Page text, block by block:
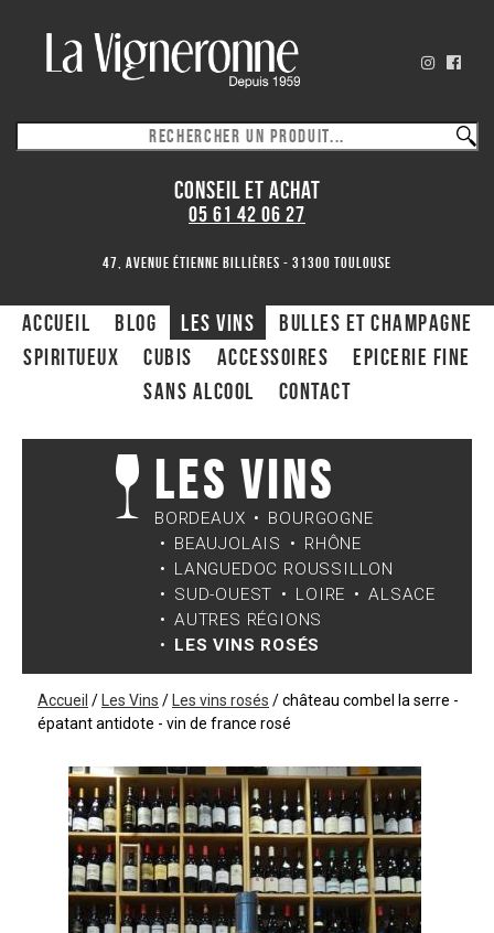
CONSEIL ET ACHAT
05 61 42 06 27
47, avenue Étienne Billières - 31300 toulouse
ACCUEIL Blog Les Vins
Bulles et Champagne
Spiritueux
CUBIS ACCESSOIRES
Epicerie fine
Sans alcool
Contact
Les Vins
BORDEAUX
BOURGOGNE
BEAUJOLAIS
RHÔNE
LANGUEDOC ROUSSILLON
SUD-OUEST
LOIRE
ALSACE
AUTRES RÉGIONS
LES VINS ROSÉS
Accueil /Les Vins /Les vins rosés /château combel la serre -
épatant antidote - vin de france rosé